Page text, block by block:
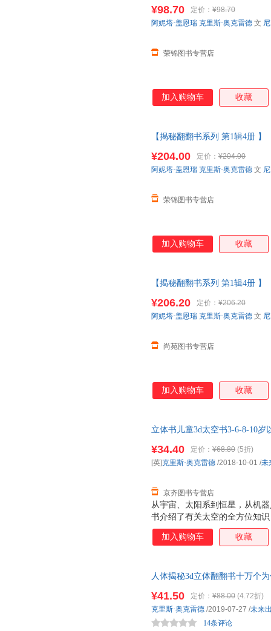
请放心下单，本店所有商品均
¥98.70 定价： ¥98.70
荣锦图书专营店
阿妮塔·盖恩瑞 克里斯·奥克雷德 文
加入购物车 收藏
【揭秘翻翻书系列 第1辑4册
放心下单，本店所有商品均可
¥204.00 定价： ¥204.00
荣锦图书专营店
阿妮塔·盖恩瑞 克里斯·奥克雷德 文
加入购物车 收藏
【揭秘翻翻书系列 第1辑4册
【让您无忧购物】
¥206.20 定价： ¥206.20
尚苑图书专营店
阿妮塔·盖恩瑞 克里斯·奥克雷德 文
加入购物车 收藏
立体书儿童3d太空书3-6-8-10
从宇宙、太阳系到恒星，从机
书介绍了有关太空的全方位知
翻页，让孩子在阅读中手脑互
苟利军审订，知识点准确严谨
¥34.40 定价： ¥68.80 (5折)
京齐图书专营店
[英]克里斯·奥克雷德 /2018-10-01 /未
加入购物车 收藏
人体揭秘3d立体翻翻书十万个
¥41.50 定价： ¥88.00 (4.72折)
14条评论
克里斯·奥克雷德 /2019-07-27 /未来